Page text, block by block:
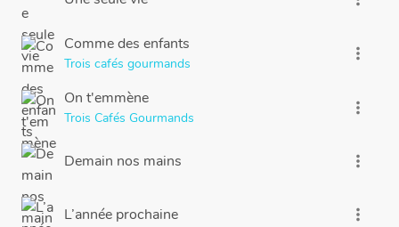
Comme des enfants
Trois cafés gourmands
more_vert
On t'emmène
Trois Cafés Gourmands
more_vert
Demain nos mains more_vert
L’année prochaine more_vert